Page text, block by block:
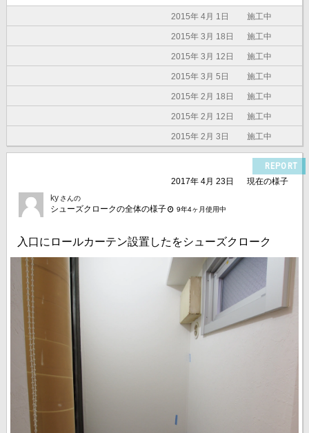
2015年 4月 1日 施工中
2015年 3月 18日 施工中
2015年 3月 12日 施工中
2015年 3月 5日 施工中
2015年 2月 18日 施工中
2015年 2月 12日 施工中
2015年 2月 3日 施工中
REPORT
2017年 4月 23日
現在の様子
ky さんの
シューズクロークの全体の様子 9年4ヶ月使用中
入口にロールカーテン設置したをシューズクローク